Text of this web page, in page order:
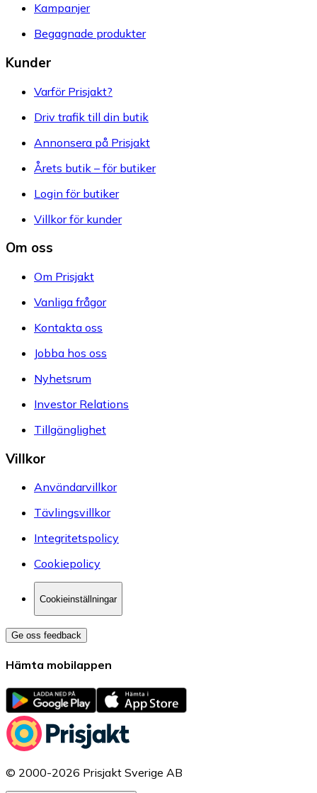
Kampanjer
Begagnade produkter
Kunder
Varför Prisjakt?
Driv trafik till din butik
Annonsera på Prisjakt
Årets butik – för butiker
Login för butiker
Villkor för kunder
Om oss
Om Prisjakt
Vanliga frågor
Kontakta oss
Jobba hos oss
Nyhetsrum
Investor Relations
Tillgänglighet
Villkor
Användarvillkor
Tävlingsvillkor
Integritetspolicy
Cookiepolicy
Cookieinställningar
Ge oss feedback
Hämta mobilappen
© 2000-2026 Prisjakt Sverige AB